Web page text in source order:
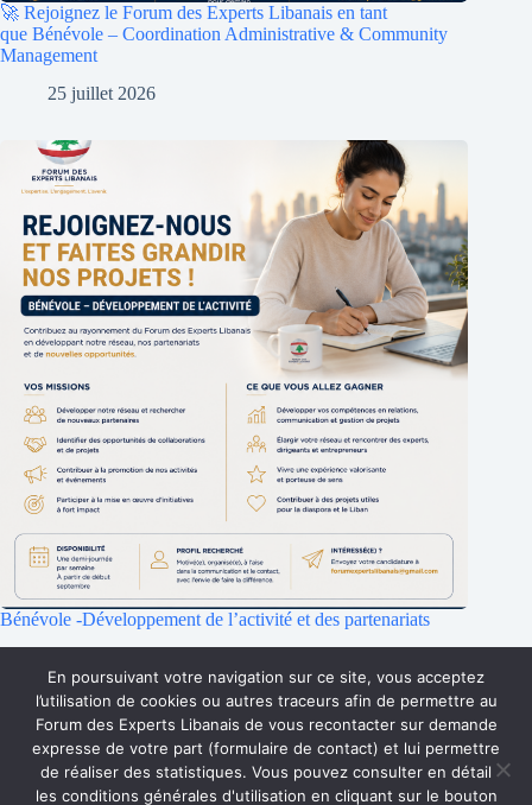
🚀 Rejoignez le Forum des Experts Libanais en tant
que Bénévole – Coordination Administrative & Community
Management
25 juillet 2026
Bénévole -Développement de l’activité et des partenariats
Accueil Qui sommes-nous ?
Faire un don
Accès Membres
Rejoignez-nous
Mentions Légales
Contact
En poursuivant votre navigation sur ce site, vous acceptez
l’utilisation de cookies ou autres traceurs afin de permettre au
Forum des Experts Libanais de vous recontacter sur demande
expresse de votre part (formulaire de contact) et lui permettre
de réaliser des statistiques. Vous pouvez consulter en détail
les conditions générales d'utilisation en cliquant sur le bouton